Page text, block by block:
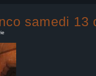
samedi 13